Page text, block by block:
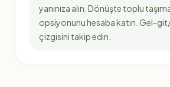
yanınıza alın. Dönüşte toplu
opsiyonunu hesaba katın. Gel-git/
çizgisini takip edin.